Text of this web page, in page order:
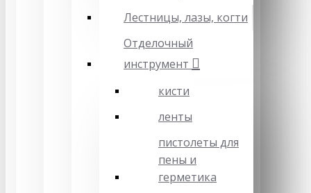
Лестницы, лазы, когти
Отделочный
инструмент
кисти
ленты
пистолеты для
пены и
герметика